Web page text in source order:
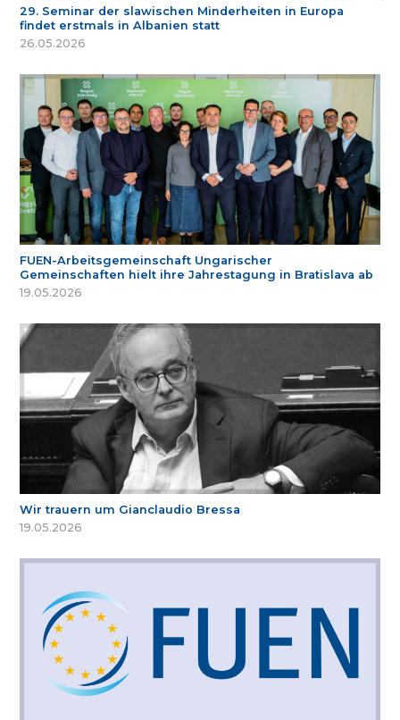
29. Seminar der slawischen Minderheiten in Europa
findet erstmals in Albanien statt
26.05.2026
FUEN-Arbeitsgemeinschaft Ungarischer
Gemeinschaften hielt ihre Jahrestagung in Bratislava ab
19.05.2026
Wir trauern um Gianclaudio Bressa
19.05.2026